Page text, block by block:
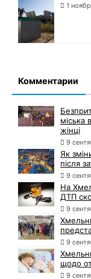
1
Комментарии
міська
жінці
9
Як
після
9
На
ДТП
9
9
щодо
9